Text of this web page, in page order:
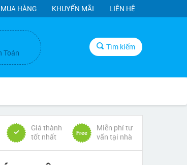
HÀNG KHUYẾN MÃI LIÊN HỆ
Toán
Tìm kiếm
Giá thành
tốt nhất
Free
Miễn phí tư
vấn tại nhà